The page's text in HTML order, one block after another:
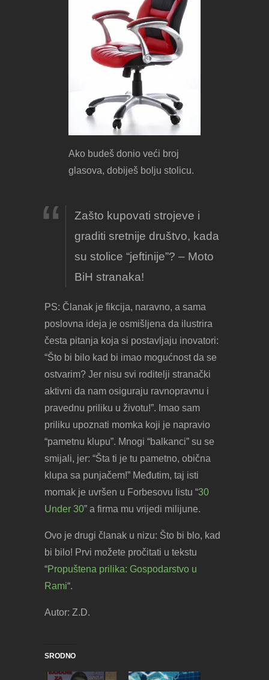
Ako budeš donio veći broj
glasova, dobiješ bolju stolicu.
Zašto kupovati strojeve i
graditi sretnije društvo, kada
su stolice “jeftinije”? – Moto
BiH stranaka!
PS: Članak je fikcija, naravno, a sama
poslovna ideja je osmišljena da ilustrira
česta pitanja koja si postavljaju inovatori:
“Što bi bilo kad bi imao mogućnost da se
ostvarim? Jer nisu svi roditelji stranački
aktivni da nam osiguraju ravnopravnu i
pravednu priliku u životu!”. Imao sam
priliku upoznati momka koji je napravio
“pametnu klupu”. Mnogi “balkanci” su se
smijali, jer: “Šta ti je tu pametno, obična
klupa sa punjačem!” Međutim, taj isti
momak je uvršen u Forbesovu listu “30
Under 30” a firma mu vrijedi milijune.
Ovo je drugi članak u nizu: Što bi blo, kad
bi bilo! Prvi možete pročitati u tekstu
“Propuštena prilika: Gospodarstvo u
Rami“.
Autor: Z.D.
SRODNO